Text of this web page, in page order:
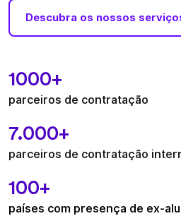
Descubra os nossos
1000+
parceiros de contratação
7.000+
parceiros de contratação
100+
países com presença de ex-